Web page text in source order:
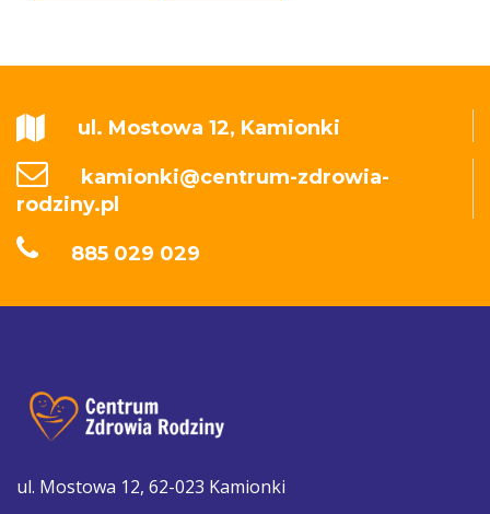
ul. Mostowa 12, Kamionki
kamionki@centrum-zdrowia-
rodziny.pl
885 029 029
ul. Mostowa 12, 62-023 Kamionki